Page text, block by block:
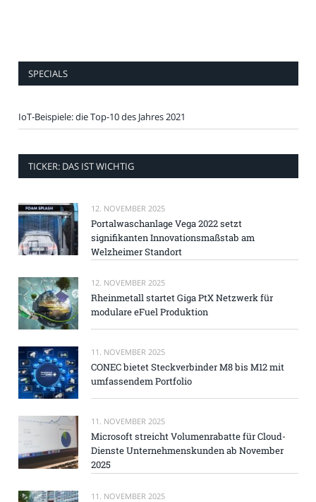
SPECIALS
IoT-Beispiele: die Top-10 des Jahres 2021
TICKER: DAS IST WICHTIG
12. NOVEMBER 2025
Portalwaschanlage Vega 2022 setzt
signifikanten Innovationsmaßstab am
Welzheimer Standort
12. NOVEMBER 2025
Rheinmetall startet Giga PtX Netzwerk für
modulare eFuel Produktion
11. NOVEMBER 2025
CONEC bietet Steckverbinder M8 bis M12 mit
umfassendem Portfolio
11. NOVEMBER 2025
Microsoft streicht Volumenrabatte für Cloud-
Dienste Unternehmenskunden ab November
2025
11. NOVEMBER 2025